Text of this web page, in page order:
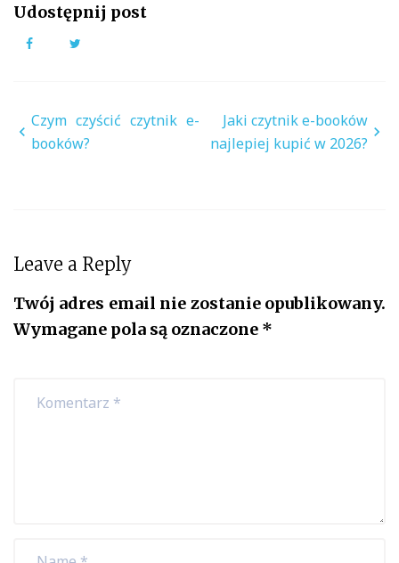
Udostępnij post
Facebook
Nawigacja
wpisu
Czym czyścić czytnik e-
booków?
Jaki czytnik e-booków
najlepiej kupić w 2026?
Leave a Reply
Twój adres email nie zostanie opublikowany.
Wymagane pola są oznaczone *